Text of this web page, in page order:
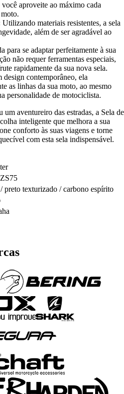
aproveite ao máximo cada
Utilizando materiais resistentes, a sela
além de ser agradável ao
para se adaptar perfeitamente à sua
não requer ferramentas especiais,
rapidamente da sua nova sela.
design contemporâneo, ela
as linhas da sua moto, ao mesmo
personalidade de motociclista.
aventureiro das estradas, a Sela de
inteligente que melhora a sua
conforto às suas viagens e torne
com esta sela indispensável.
preto texturizado / carbono espírito